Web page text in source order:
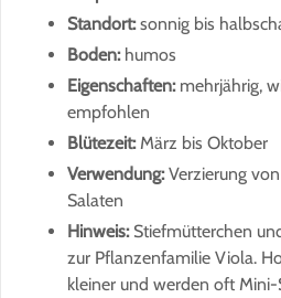
Standort:sonnig bis
Boden:humos
Eigenschaften:mehrjährig,
empfohlen
Blütezeit:März bis Oktober
Verwendung:Verzierung
Salaten
Hinweis:Stiefmütterchen
zur Pflanzenfamilie Viola.
kleiner und werden oft